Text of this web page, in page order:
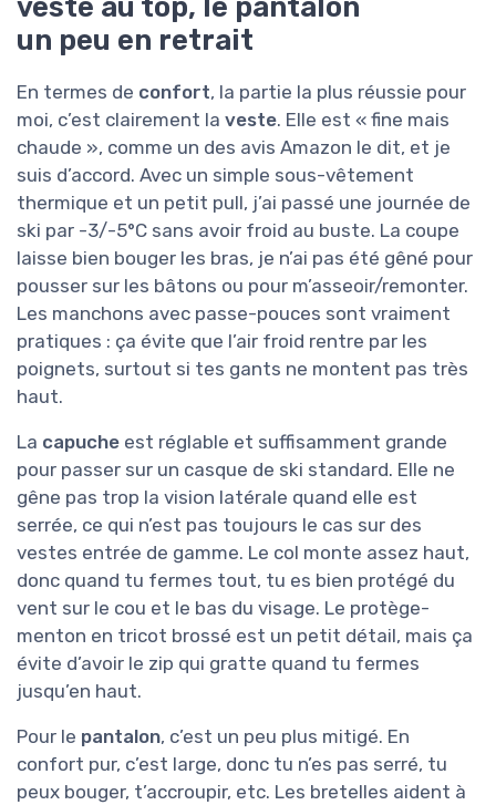
veste au top, le pantalon
un peu en retrait
En termes de confort, la partie la plus réussie pour
moi, c’est clairement la veste. Elle est « fine mais
chaude », comme un des avis Amazon le dit, et je
suis d’accord. Avec un simple sous-vêtement
thermique et un petit pull, j’ai passé une journée de
ski par -3/-5°C sans avoir froid au buste. La coupe
laisse bien bouger les bras, je n’ai pas été gêné pour
pousser sur les bâtons ou pour m’asseoir/remonter.
Les manchons avec passe-pouces sont vraiment
pratiques : ça évite que l’air froid rentre par les
poignets, surtout si tes gants ne montent pas très
haut.
La capuche est réglable et suffisamment grande
pour passer sur un casque de ski standard. Elle ne
gêne pas trop la vision latérale quand elle est
serrée, ce qui n’est pas toujours le cas sur des
vestes entrée de gamme. Le col monte assez haut,
donc quand tu fermes tout, tu es bien protégé du
vent sur le cou et le bas du visage. Le protège-
menton en tricot brossé est un petit détail, mais ça
évite d’avoir le zip qui gratte quand tu fermes
jusqu’en haut.
Pour le pantalon, c’est un peu plus mitigé. En
confort pur, c’est large, donc tu n’es pas serré, tu
peux bouger, t’accroupir, etc. Les bretelles aident à